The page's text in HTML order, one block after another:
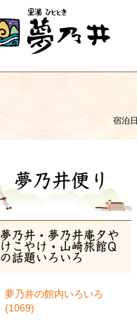
宿泊日
夢乃井便り
夢乃井・夢乃井庵夕や
けこやけ・山崎旅館Q
の話題いろいろ
夢乃井の館内いろいろ
(1069)